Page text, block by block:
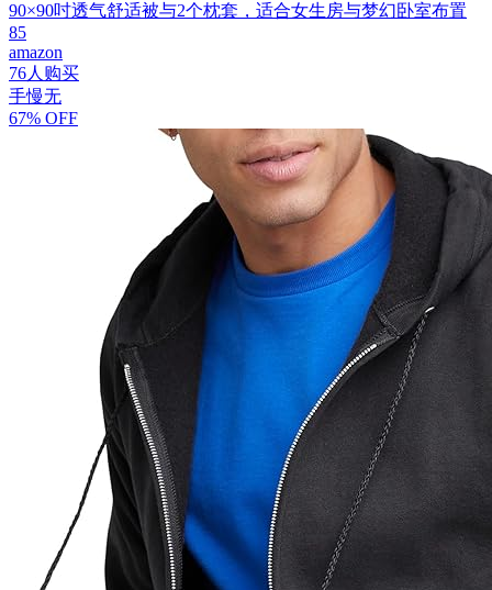
90×90吋透气舒适被与2个枕套，适合女生房与梦幻卧室布置
85
amazon
76人购买
手慢无
67% OFF